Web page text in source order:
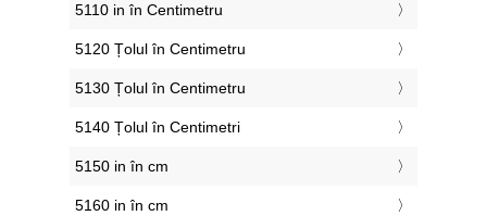
5110 in în Centimetru
5120 Țolul în Centimetru
5130 Țolul în Centimetru
5140 Țolul în Centimetri
5150 in în cm
5160 in în cm